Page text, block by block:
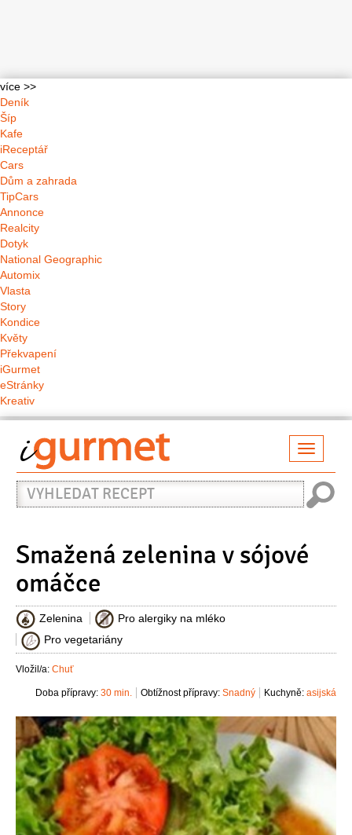
více >>
Deník
Šíp
Kafe
iReceptář
Cars
Dům a zahrada
TipCars
Annonce
Realcity
Dotyk
National Geographic
Automix
Vlasta
Story
Kondice
Květy
Překvapení
iGurmet
eStránky
Kreativ
Vyhledat
recept
Smažená zelenina v sójové
omáčce
Zelenina
Pro alergiky na mléko
Pro vegetariány
Vložil/a: Chuť
Kuchyně: asijská
Obtížnost přípravy: Snadný
Doba přípravy: 30 min.